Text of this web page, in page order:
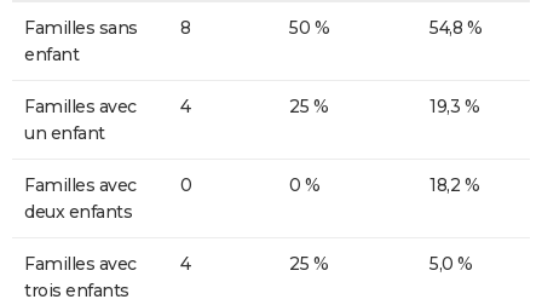
Familles sans
enfant
8 50 % 54,8 %
Familles avec
un enfant
4 25 % 19,3 %
Familles avec
deux enfants
0 0 % 18,2 %
Familles avec
trois enfants
4 25 % 5,0 %